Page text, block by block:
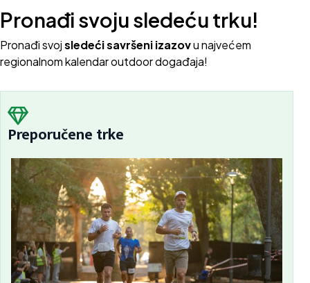
Pronađi svoju sledeću trku!
Pronađi svojsledeći savršeni izazovu najvećem
regionalnom kalendar outdoor događaja!
Preporučene trke